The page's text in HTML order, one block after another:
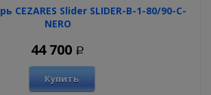
CEZARES Slider SLIDER-B-1-80/90-C-
NERO
44 700 Р
Купить